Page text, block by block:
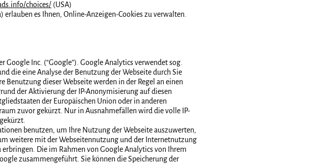
choices/ (USA)
erlauben es Ihnen, Online-Anzeigen-Cookies zu verwalten.
Inc. (“Google”). Google Analytics verwendet sog.
die eine Analyse der Benutzung der Webseite durch Sie
dieser Webseite werden in der Regel an einen
der Aktivierung der IP-Anonymisierung auf diesen
der Europäischen Union oder in anderen
zuvor gekürzt. Nur in Ausnahmefällen wird die volle IP-
benutzen, um Ihre Nutzung der Webseite auszuwerten,
weitere mit der Webseitennutzung und der Internetnutzung
Die im Rahmen von Google Analytics von Ihrem
zusammengeführt. Sie können die Speicherung der